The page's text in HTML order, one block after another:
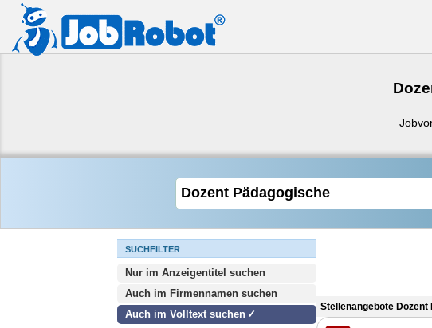
SUCHFILTER
Nur im Anzeigentitel suchen
Auch im Firmennamen suchen
Auch im Volltext suchen
Stellenangebote Dozent